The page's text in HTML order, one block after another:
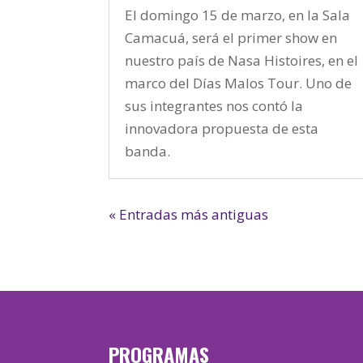
El domingo 15 de marzo, en la Sala
Camacuá, será el primer show en
nuestro país de Nasa Histoires, en el
marco del Días Malos Tour. Uno de
sus integrantes nos contó la
innovadora propuesta de esta
banda.
« Entradas más antiguas
PROGRAMAS